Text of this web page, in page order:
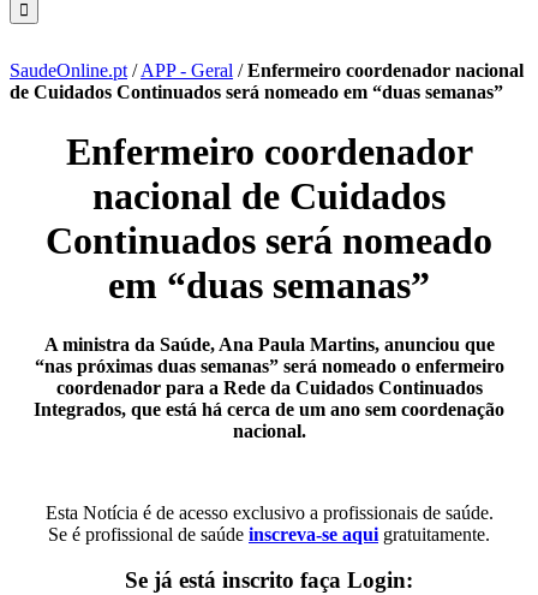
SaudeOnline.pt /APP - Geral /Enfermeiro coordenador nacional
de Cuidados Continuados será nomeado em “duas semanas”
Enfermeiro coordenador
nacional de Cuidados
Continuados será nomeado
em “duas semanas”
A ministra da Saúde, Ana Paula Martins, anunciou que
“nas próximas duas semanas” será nomeado o enfermeiro
coordenador para a Rede da Cuidados Continuados
Integrados, que está há cerca de um ano sem coordenação
nacional.
Esta Notícia é de acesso exclusivo a profissionais de saúde.
Se é profissional de saúde inscreva-se aqui gratuitamente.
Se já está inscrito faça Login: